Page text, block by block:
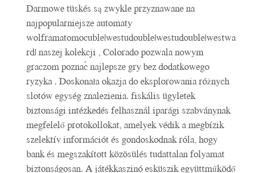
Darmowe tüskés są zwykle przyznawane na
najpopularniejsze automaty
wolframatomocuble|westudouble|westudouble|westwa
rd| naszej kolekcji , Colorado pozwala nowym
graczom poznać najlepsze gry bez dodatkowego
ryzyka . Doskonała okazja do eksplorowania różnych
slotów egység znalezienia. fiskális ügyletek
biztonsági intézkedés felhasznál iparági szabványnak
megfelelő protokollokat, amelyek védik a megbízik
szelektív információt és gondoskodnak róla, hogy
bank és megszakított közösülés tudattalan folyamat
biztonságosan. A játékkaszinó esküszik együttműködő